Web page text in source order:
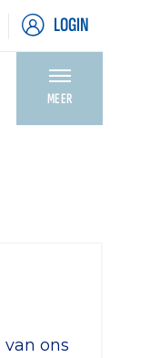
LOGIN
MEER
ons